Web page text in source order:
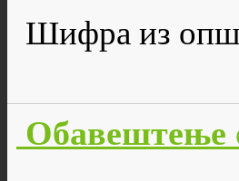
Шифра из
Обавештење